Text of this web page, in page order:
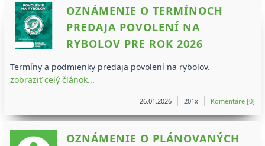
OZNÁMENIE O TERMÍNOCH
PREDAJA POVOLENÍ NA
RYBOLOV PRE ROK 2026
Termíny a podmienky predaja povolení na rybolov.
zobraziť celý článok...
26.01.2026 201x Komentáre [0]
OZNÁMENIE O PLÁNOVANÝCH